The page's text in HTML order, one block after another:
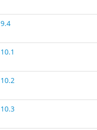
9.4
10.1
10.2
10.3